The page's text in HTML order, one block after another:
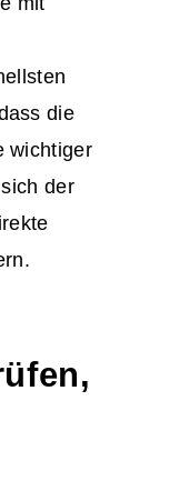
die
wichtiger
der